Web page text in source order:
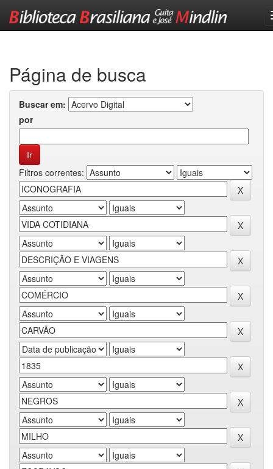
Página de busca
Buscar em:
por
Filtros correntes: